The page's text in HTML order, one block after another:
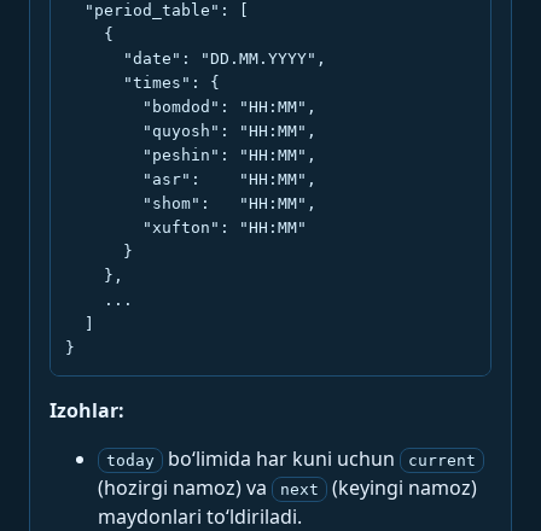
  "period_table": [
    {
      "date": "DD.MM.YYYY",
      "times": {
        "bomdod": "HH:MM",
        "quyosh": "HH:MM",
        "peshin": "HH:MM",
        "asr":    "HH:MM",
        "shom":   "HH:MM",
        "xufton": "HH:MM"
      }
    },
    ...
}
Izohlar:
today bo‘limida har kuni uchun current
(hozirgi namoz) va next
(keyingi namoz)
maydonlari to‘ldiriladi.